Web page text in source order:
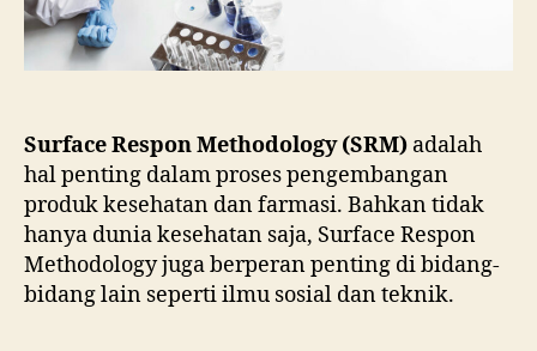
Surface Respon Methodology (SRM) adalah
hal penting dalam proses pengembangan
produk kesehatan dan farmasi. Bahkan tidak
hanya dunia kesehatan saja, Surface Respon
Methodology juga berperan penting di bidang-
bidang lain seperti ilmu sosial dan teknik.